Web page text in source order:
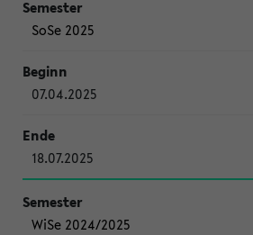
SoSe 2025
07.04.2025
18.07.2025
WiSe 2024/2025